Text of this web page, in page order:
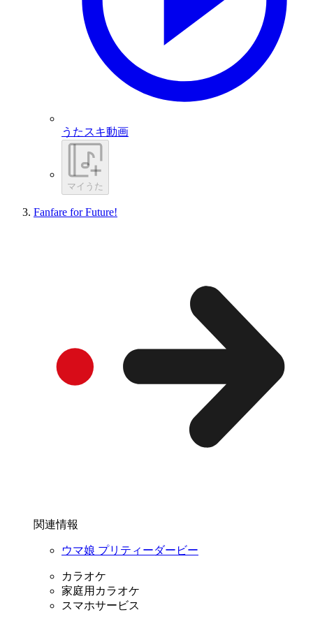
うたスキ動画
マイうた
Fanfare for Future!
関連情報
ウマ娘 プリティーダービー
カラオケ
家庭用カラオケ
スマホサービス